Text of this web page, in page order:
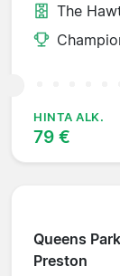
The
HINTA ALK.
79 €
Queens
Preston